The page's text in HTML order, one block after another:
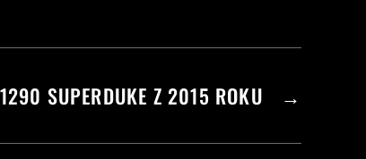
→
SUPERDUKE Z 2015 ROKU